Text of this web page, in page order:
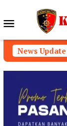
konten Menu
Mobile
News Update
di Griya